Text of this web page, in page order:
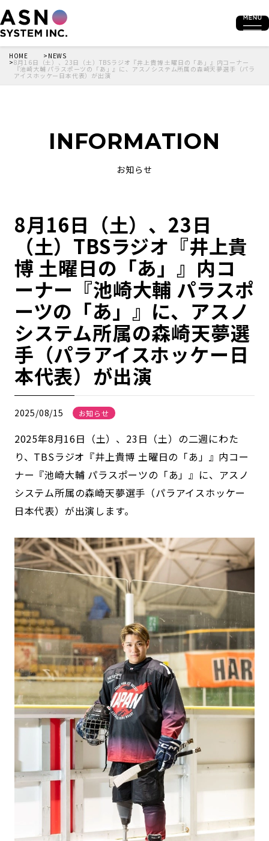
HOME NEWS
8月16日（土）、23日（土）TBSラジオ『井上貴博 土曜日の「あ」』内コーナー
『池崎大輔 パラスポーツの「あ」』に、アスノシステム所属の森崎天夢選手（パラ
アイスホッケー日本代表）が出演
INFORMATION
お知らせ
8月16日（土）、23日
（土）TBSラジオ『井上貴
博 土曜日の「あ」』内コ
ーナー『池崎大輔 パラスポ
ーツの「あ」』に、アスノ
システム所属の森崎天夢選
手（パラアイスホッケー日
本代表）が出演
2025/08/15 お知らせ
2025年8月16日（土）、23日（土）の二週にわた
り、TBSラジオ『井上貴博 土曜日の「あ」』内コー
ナー『池崎大輔 パラスポーツの「あ」』に、アスノ
システム所属の森崎天夢選手（パラアイスホッケー
日本代表）が出演します。